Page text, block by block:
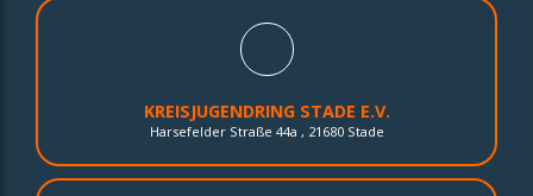
KREISJUGENDRING STADE E.V.
Harsefelder Straße 44a , 21680 Stade